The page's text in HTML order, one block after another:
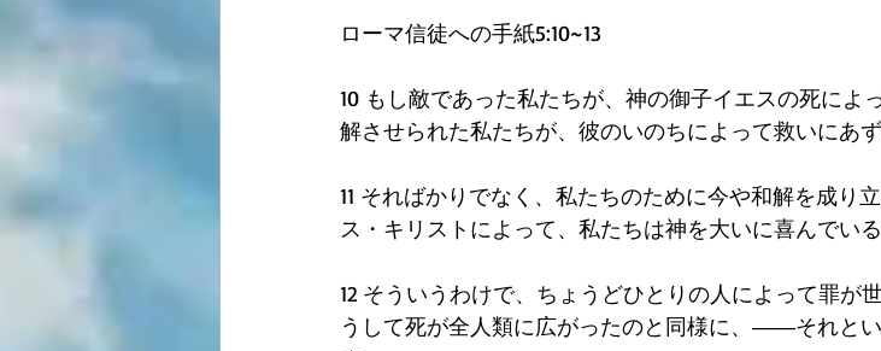
ローマ信徒への手紙5:10~13
10 もし敵であった私たちが、神の御子イエスの死によ
解させられた私たちが、彼のいのちによって救いにあ
11 そればかりでなく、私たちのために今や和解を成り
ス・キリストによって、私たちは神を大いに喜んでいる
12 そういうわけで、ちょうどひとりの人によって罪が
うして死が全人類に広がったのと同様に、――それと